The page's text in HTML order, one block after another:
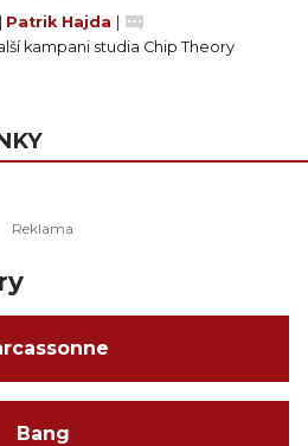
Patrik Hajda
kampani studia Chip Theory
Bang